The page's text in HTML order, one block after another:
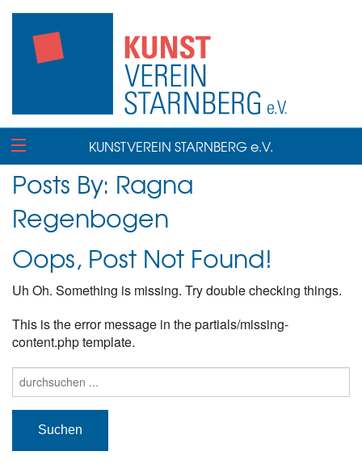
KUNSTVEREIN STARNBERG e.V.
Posts By: Ragna
Regenbogen
Oops, Post Not Found!
Uh Oh. Something is missing. Try double checking things.
This is the error message in the partials/missing-
content.php template.
Suche
nach: